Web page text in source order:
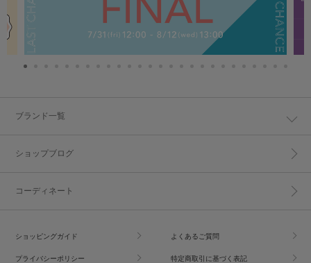
ブランド一覧
ショップブログ
コーディネート
ショッピングガイド よくあるご質問
プライバシーポリシー 特定商取引に基づく表記